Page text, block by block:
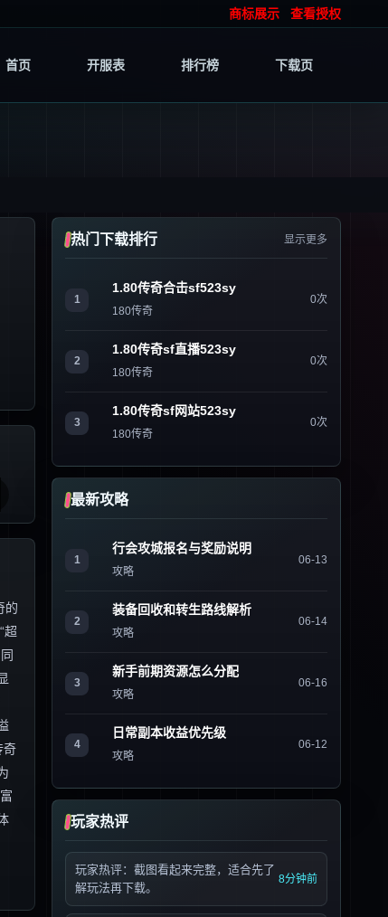
商标展示 查看授权
首页 开服表 排行榜 下载页
的
超
奇
热门下载排行 显示更多
1
1.80传奇合击sf523sy
180传奇
0次
2
1.80传奇sf直播523sy
180传奇
0次
3
1.80传奇sf网站523sy
180传奇
0次
最新攻略
1
行会攻城报名与奖励说明
攻略
06-13
2
装备回收和转生路线解析
攻略
06-14
3
新手前期资源怎么分配
攻略
06-16
4
日常副本收益优先级
攻略
06-12
玩家热评
玩家热评：截图看起来完整，适合先了
解玩法再下载。
8分钟前